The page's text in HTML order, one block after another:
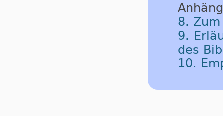
8.
9.
des
10.